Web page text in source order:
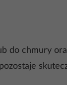
do chmury